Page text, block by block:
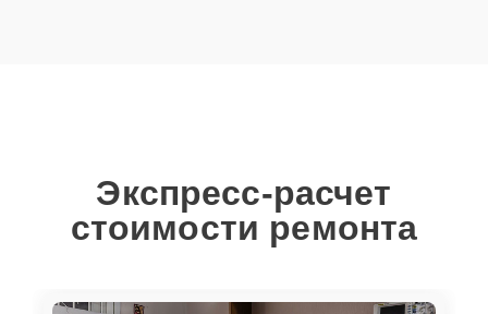
Экспресс-расчет
стоимости ремонта